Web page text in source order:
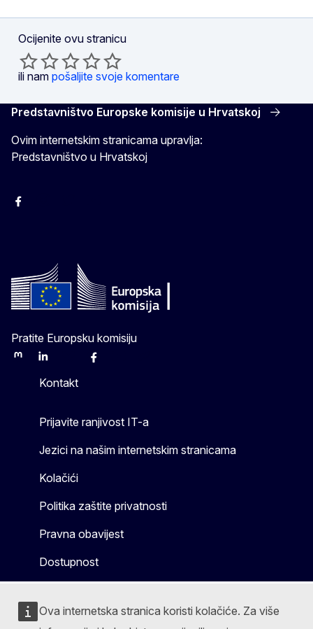
Ova internetska stranica koristi kolačiće. Za više
Ocijenite ovu stranicu
ili nam pošaljite svoje komentare
Predstavništvo Europske komisije u Hrvatskoj
Ovim internetskim stranicama upravlja:
Predstavništvo u Hrvatskoj
Facebook
Pratite Europsku komisiju
MastodonLinkedInBlueskyFacebook
Kontakt
Prijavite ranjivost IT-a
Jezici na našim internetskim stranicama
Kolačići
Politika zaštite privatnosti
Pravna obavijest
Dostupnost